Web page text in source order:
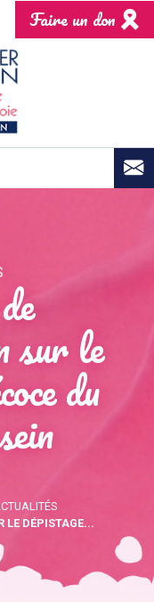
Faire un don
sur le
du
LE DÉPISTAGE...